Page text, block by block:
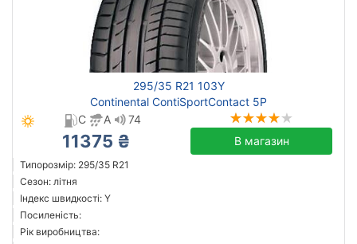
295/35 R21 103Y
Continental ContiSportContact 5P
C
A 74
11375 ₴ В магазин
Типорозмір: 295/35 R21
Сезон: літня
Індекс швидкості: Y
Посиленість:
Рік виробництва: